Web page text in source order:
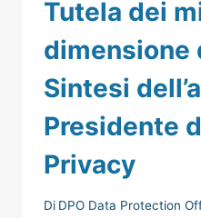
Tutela dei
dimensione
Sintesi
Presidente
Privacy
Di DPO Data Protection